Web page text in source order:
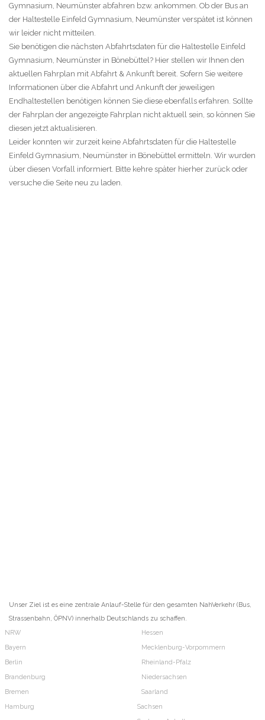
Gymnasium, Neumünster abfahren bzw. ankommen. Ob der Bus an
der Haltestelle Einfeld Gymnasium, Neumünster verspätet ist können
wir leider nicht mitteilen.
Sie benötigen die nächsten Abfahrtsdaten für die Haltestelle Einfeld
Gymnasium, Neumünster in Bönebüttel? Hier stellen wir Ihnen den
aktuellen Fahrplan mit Abfahrt & Ankunft bereit. Sofern Sie weitere
Informationen über die Abfahrt und Ankunft der jeweiligen
Endhaltestellen benötigen können Sie diese ebenfalls erfahren. Sollte
der Fahrplan der angezeigte Fahrplan nicht aktuell sein, so können Sie
diesen jetzt aktualisieren.
Leider konnten wir zurzeit keine Abfahrtsdaten für die Haltestelle
Einfeld Gymnasium, Neumünster in Bönebüttel ermitteln. Wir wurden
über diesen Vorfall informiert. Bitte kehre später hierher zurück oder
versuche die Seite neu zu laden.
Unser Ziel ist es eine zentrale Anlauf-Stelle für den gesamten NahVerkehr (Bus,
Strassenbahn, ÖPNV) innerhalb Deutschlands zu schaffen.
NRW
Bayern
Berlin
Brandenburg
Bremen
Hamburg
Hessen
Mecklenburg-Vorpommern
Rheinland-Pfalz
Niedersachsen
Saarland
Sachsen